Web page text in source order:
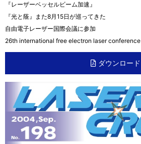
『レーザーベッセルビーム加速』
『光と蔭』また8月15日が巡ってきた
自由電子レーザー国際会議に参加
26th international free electron laser conference
ダウンロード